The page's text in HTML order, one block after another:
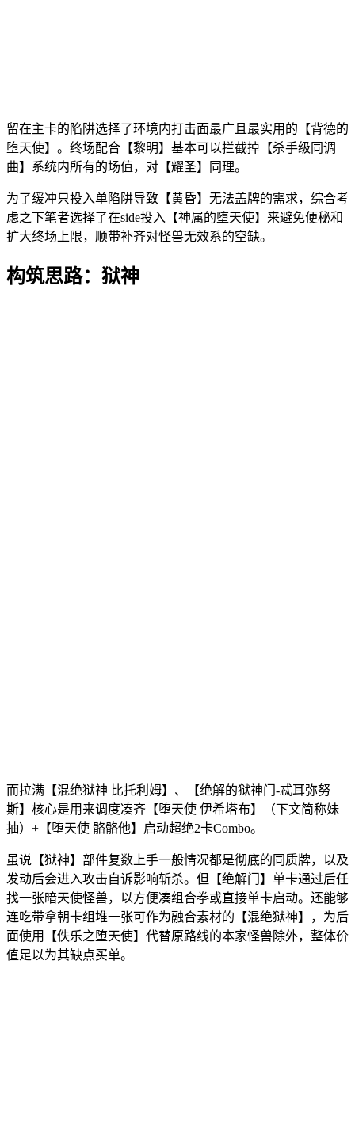
留在主卡的陷阱选择了环境内打击面最广且最实用的【背德的
堕天使】。终场配合【黎明】基本可以拦截掉【杀手级同调
曲】系统内所有的场值，对【耀圣】同理。
为了缓冲只投入单陷阱导致【黄昏】无法盖牌的需求，综合考
虑之下笔者选择了在side投入【神属的堕天使】来避免便秘和
扩大终场上限，顺带补齐对怪兽无效系的空缺。
构筑思路：狱神
而拉满【混绝狱神 比托利姆】、【绝解的狱神门-忒耳弥努
斯】核心是用来调度凑齐【堕天使 伊希塔布】（下文简称妹
抽）+【堕天使 骼骼他】启动超绝2卡Combo。
虽说【狱神】部件复数上手一般情况都是彻底的同质牌，以及
发动后会进入攻击自诉影响斩杀。但【绝解门】单卡通过后任
找一张暗天使怪兽，以方便凑组合拳或直接单卡启动。还能够
连吃带拿朝卡组堆一张可作为融合素材的【混绝狱神】，为后
面使用【佚乐之堕天使】代替原路线的本家怪兽除外，整体价
值足以为其缺点买单。